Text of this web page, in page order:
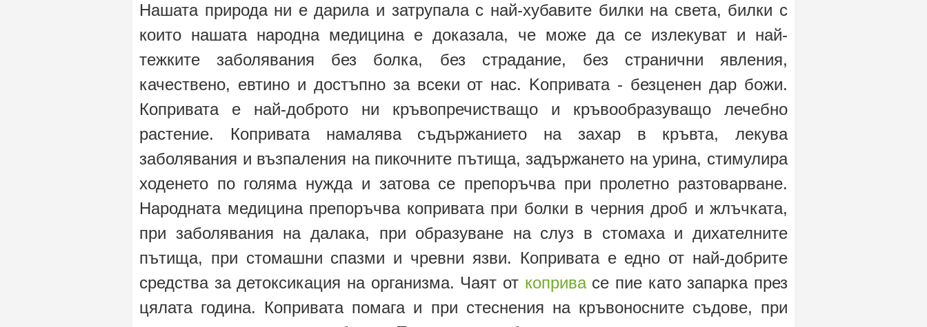
Нашата природа ни е дарила и затрупала с най-хубавите билки на света, билки с
които нашата народна медицина е доказала, че може да се излекуват и най-
тежките заболявания без болка, без страдание, без странични явления,
качествено, евтино и достъпно за всеки от нас. Kопривата - безценен дар божи.
Копривата е най-доброто ни кръвопречистващо и кръвообразуващо лечебно
растение. Копривата намалява съдържанието на захар в кръвта, лекува
заболявания и възпаления на пикочните пътища, задържането на урина, стимулира
ходенето по голяма нужда и затова се препоръчва при пролетно разтоварване.
Народната медицина препоръчва копривата при болки в черния дроб и жлъчката,
при заболявания на далака, при образуване на слуз в стомаха и дихателните
пътища, при стомашни спазми и чревни язви. Копривата е едно от най-добрите
средства за детоксикация на организма. Чаят от копривасе пие като запарка през
цялата година. Копривата помага и при стеснения на кръвоносните съдове, при